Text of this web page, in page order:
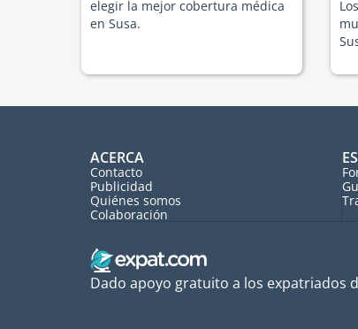
elegir la mejor cobertura médica
en Susa.
ACERCA
Contacto
Publicidad
Quiénes somos
Colaboración
Dado apoyo gratuito a los expatriados